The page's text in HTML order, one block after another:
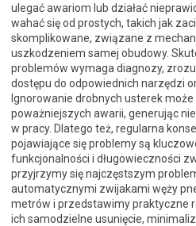
ulegać awariom lub działać
wahać się od prostych, takich jak
skomplikowane, związane z
uszkodzeniem samej obudowy.
problemów wymaga diagnozy,
dostępu do odpowiednich narzędzi
Ignorowanie drobnych usterek
poważniejszych awarii, generując
w pracy. Dlatego też, regularna
pojawiające się problemy są
funkcjonalności i długowieczności
przyjrzymy się najczęstszym
automatycznymi zwijakami węży
metrów i przedstawimy praktyczne
ich samodzielne usunięcie,